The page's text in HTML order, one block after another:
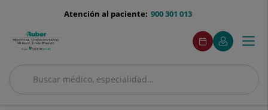
menu-
900 301 013
Atención al paciente:
Buscar
Buscar
menuAcceso
Pedir
cita
Este
enlace
se
en
Mi
Quirónsalud
Este
enlace
se
en
ventana
nueva.
Menú